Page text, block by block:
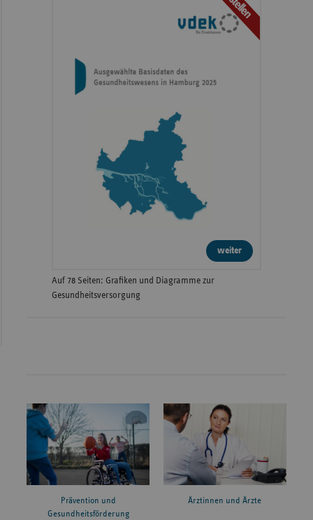
weiter
Auf 78 Seiten: Grafiken und Diagramme zur
Gesundheitsversorgung
Prävention und
Gesundheitsförderung
Ärztinnen und Ärzte